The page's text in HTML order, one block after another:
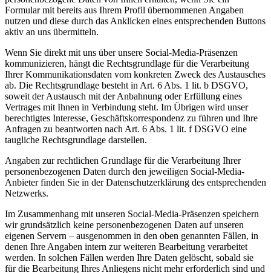
Formular mit bereits aus Ihrem Profil übernommenen Angaben
nutzen und diese durch das Anklicken eines entsprechenden Buttons
aktiv an uns übermitteln.
Wenn Sie direkt mit uns über unsere Social-Media-Präsenzen
kommunizieren, hängt die Rechtsgrundlage für die Verarbeitung
Ihrer Kommunikationsdaten vom konkreten Zweck des Austausches
ab. Die Rechtsgrundlage besteht in Art. 6 Abs. 1 lit. b DSGVO,
soweit der Austausch mit der Anbahnung oder Erfüllung eines
Vertrages mit Ihnen in Verbindung steht. Im Übrigen wird unser
berechtigtes Interesse, Geschäftskorrespondenz zu führen und Ihre
Anfragen zu beantworten nach Art. 6 Abs. 1 lit. f DSGVO eine
taugliche Rechtsgrundlage darstellen.
Angaben zur rechtlichen Grundlage für die Verarbeitung Ihrer
personenbezogenen Daten durch den jeweiligen Social-Media-
Anbieter finden Sie in der Datenschutzerklärung des entsprechenden
Netzwerks.
Im Zusammenhang mit unseren Social-Media-Präsenzen speichern
wir grundsätzlich keine personenbezogenen Daten auf unseren
eigenen Servern – ausgenommen in den oben genannten Fällen, in
denen Ihre Angaben intern zur weiteren Bearbeitung verarbeitet
werden. In solchen Fällen werden Ihre Daten gelöscht, sobald sie
für die Bearbeitung Ihres Anliegens nicht mehr erforderlich sind und